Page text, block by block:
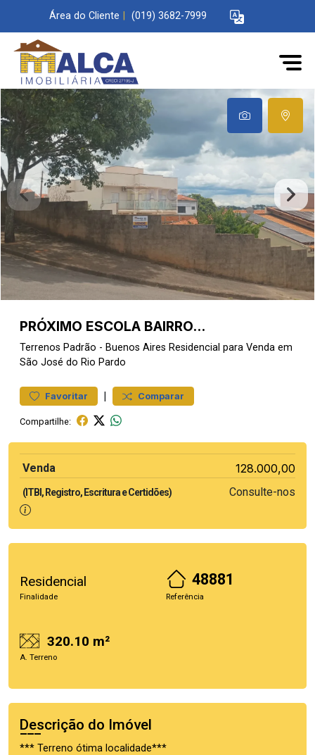
Área do Cliente (019) 3682-7999
PRÓXIMO ESCOLA BAIRRO...
Terrenos Padrão - Buenos Aires Residencial para Venda em
São José do Rio Pardo
Favoritar | Comparar
Compartilhe:
Venda 128.000,00
(ITBI, Registro, Escritura e Certidões) Consulte-nos
Residencial
Finalidade
48881
Referência
320.10 m²
A. Terreno
Descrição do Imóvel
*** Terreno ótima localidade***